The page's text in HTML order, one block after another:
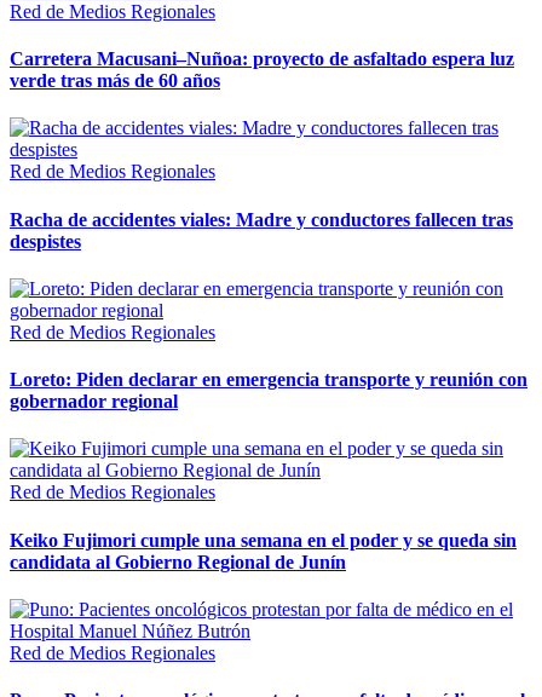
Red de Medios Regionales
Carretera Macusani–Nuñoa: proyecto de asfaltado espera luz
verde tras más de 60 años
Red de Medios Regionales
Racha de accidentes viales: Madre y conductores fallecen tras
despistes
Red de Medios Regionales
Loreto: Piden declarar en emergencia transporte y reunión con
gobernador regional
Red de Medios Regionales
Keiko Fujimori cumple una semana en el poder y se queda sin
candidata al Gobierno Regional de Junín
Red de Medios Regionales